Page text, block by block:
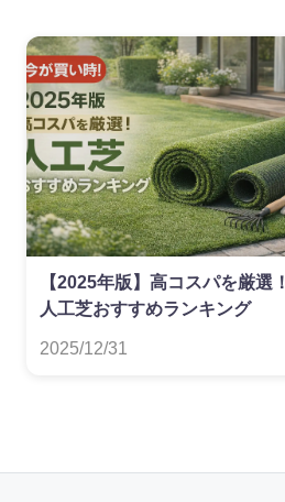
【2025年版】高コスパを厳選！
人工芝おすすめランキング
2025/12/31